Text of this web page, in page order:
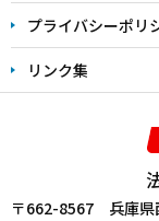
プライバシーポリ
リンク集
〒662-8567 兵庫県